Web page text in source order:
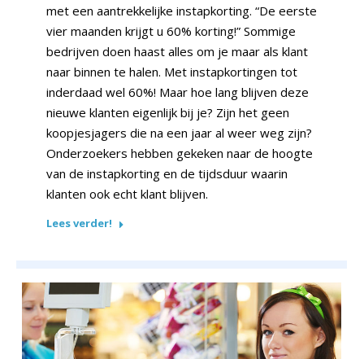
met een aantrekkelijke instapkorting. “De eerste
vier maanden krijgt u 60% korting!” Sommige
bedrijven doen haast alles om je maar als klant
naar binnen te halen. Met instapkortingen tot
inderdaad wel 60%! Maar hoe lang blijven deze
nieuwe klanten eigenlijk bij je? Zijn het geen
koopjesjagers die na een jaar al weer weg zijn?
Onderzoekers hebben gekeken naar de hoogte
van de instapkorting en de tijdsduur waarin
klanten ook echt klant blijven.
Lees verder!